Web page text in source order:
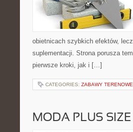
obietnicach szybkich efektów,
suplementacji. Strona porusza
pierwsze kroki, jak i […]
CATEGORIES: ZABAWY TERENOWE
MODA PLUS